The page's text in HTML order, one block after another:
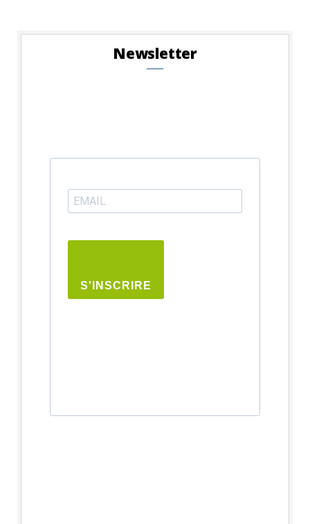
Newsletter
S'INSCRIRE